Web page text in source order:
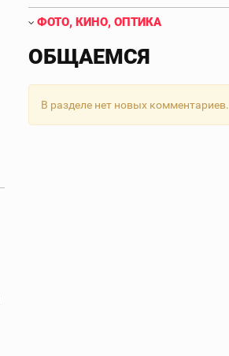
ФОТО, КИНО, ОПТИКА
ОБЩАЕМСЯ
В разделе нет новых комментариев.